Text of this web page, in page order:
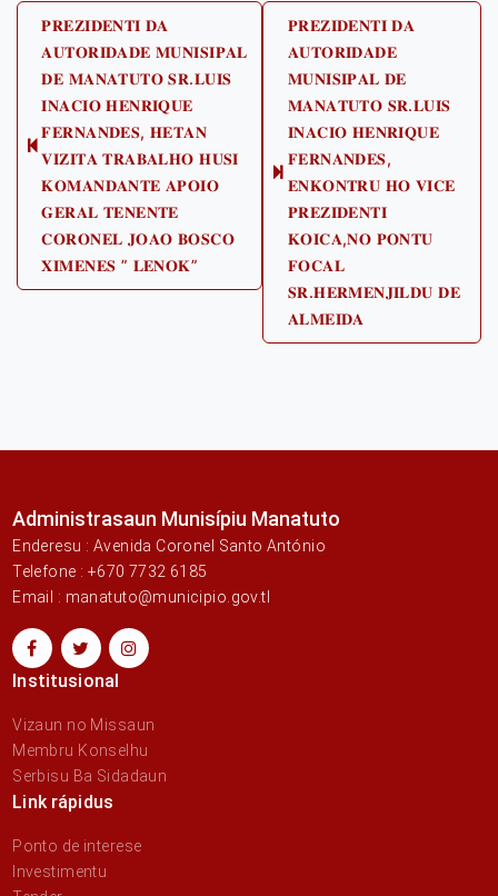
Post
navigation
Previous
post:
𝐏𝐑𝐄𝐙𝐈𝐃𝐄𝐍𝐓𝐈 𝐃𝐀
𝐀𝐔𝐓𝐎𝐑𝐈𝐃𝐀𝐃𝐄 𝐌𝐔𝐍𝐈𝐒𝐈𝐏𝐀𝐋
𝐃𝐄 𝐌𝐀𝐍𝐀𝐓𝐔𝐓𝐎 𝐒𝐑.𝐋𝐔𝐈𝐒
𝐈𝐍𝐀𝐂𝐈𝐎 𝐇𝐄𝐍𝐑𝐈𝐐𝐔𝐄
𝐅𝐄𝐑𝐍𝐀𝐍𝐃𝐄𝐒, 𝐇𝐄𝐓𝐀𝐍
𝐕𝐈𝐙𝐈𝐓𝐀 𝐓𝐑𝐀𝐁𝐀𝐋𝐇𝐎 𝐇𝐔𝐒𝐈
𝐊𝐎𝐌𝐀𝐍𝐃𝐀𝐍𝐓𝐄 𝐀𝐏𝐎𝐈𝐎
𝐆𝐄𝐑𝐀𝐋 𝐓𝐄𝐍𝐄𝐍𝐓𝐄
𝐂𝐎𝐑𝐎𝐍𝐄𝐋 𝐉𝐎𝐀𝐎 𝐁𝐎𝐒𝐂𝐎
𝐗𝐈𝐌𝐄𝐍𝐄𝐒 ” 𝐋𝐄𝐍𝐎𝐊”
Next
post:
𝐏𝐑𝐄𝐙𝐈𝐃𝐄𝐍𝐓𝐈 𝐃𝐀
𝐀𝐔𝐓𝐎𝐑𝐈𝐃𝐀𝐃𝐄
𝐌𝐔𝐍𝐈𝐒𝐈𝐏𝐀𝐋 𝐃𝐄
𝐌𝐀𝐍𝐀𝐓𝐔𝐓𝐎 𝐒𝐑.𝐋𝐔𝐈𝐒
𝐈𝐍𝐀𝐂𝐈𝐎 𝐇𝐄𝐍𝐑𝐈𝐐𝐔𝐄
𝐅𝐄𝐑𝐍𝐀𝐍𝐃𝐄𝐒,
𝐄𝐍𝐊𝐎𝐍𝐓𝐑𝐔 𝐇𝐎 𝐕𝐈𝐂𝐄
𝐏𝐑𝐄𝐙𝐈𝐃𝐄𝐍𝐓𝐈
𝐊𝐎𝐈𝐂𝐀,𝐍𝐎 𝐏𝐎𝐍𝐓𝐔
𝐅𝐎𝐂𝐀𝐋
𝐒𝐑.𝐇𝐄𝐑𝐌𝐄𝐍𝐉𝐈𝐋𝐃𝐔 𝐃𝐄
𝐀𝐋𝐌𝐄𝐈𝐃𝐀
Administrasaun Munisípiu Manatuto
Enderesu : Avenida Coronel Santo António
Telefone : +670 7732 6185
Email : manatuto@municipio.gov.tl
Institusional
Vizaun no Missaun
Membru Konselhu
Serbisu Ba Sidadaun
Link rápidus
Ponto de interese
Investimentu